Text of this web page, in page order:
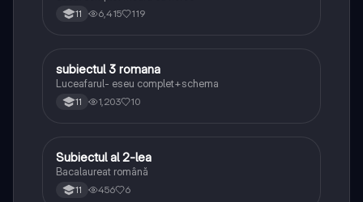
11 6,415 119
Limba și literatura română
subiectul 3 romana
Luceafarul- eseu complet+schema
11 1,203 10
Limba și literatura română
Subiectul al 2-lea
Bacalaureat română
11 456 6